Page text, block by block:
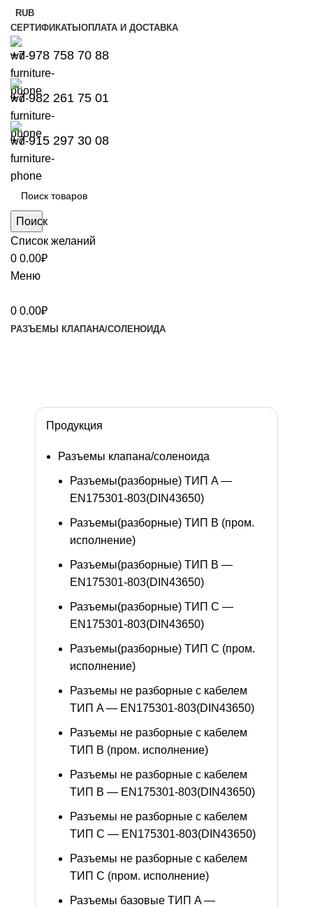
RUB
СЕРТИФИКАТЫОПЛАТА И ДОСТАВКА
+7 978 758 70 88
+7 982 261 75 01
+7 915 297 30 08
Поиск
Список желаний
0 0.00₽
Меню
0 0.00₽
РАЗЪЕМЫ КЛАПАНА/СОЛЕНОИДА
Продукция
Разъемы клапана/соленоида
Разъемы(разборные) ТИП A —
EN175301-803(DIN43650)
Разъемы(разборные) ТИП В (пром.
исполнение)
Разъемы(разборные) ТИП B —
EN175301-803(DIN43650)
Разъемы(разборные) ТИП C —
EN175301-803(DIN43650)
Разъемы(разборные) ТИП С (пром.
исполнение)
Разъемы не разборные с кабелем
ТИП A — EN175301-803(DIN43650)
Разъемы не разборные с кабелем
ТИП B (пром. исполнение)
Разъемы не разборные с кабелем
ТИП B — EN175301-803(DIN43650)
Разъемы не разборные с кабелем
ТИП C — EN175301-803(DIN43650)
Разъемы не разборные с кабелем
ТИП C (пром. исполнение)
Разъемы базовые ТИП A —